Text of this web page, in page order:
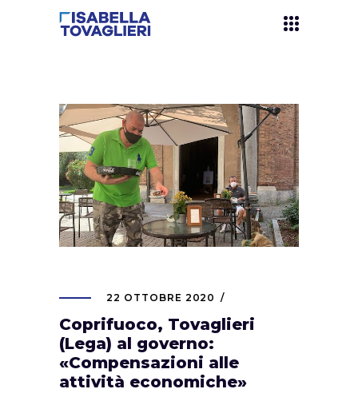
22 OTTOBRE 2020
Coprifuoco, Tovaglieri
(Lega) al governo:
«Compensazioni alle
attività economiche»